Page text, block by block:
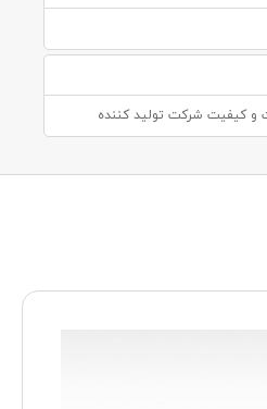
و کیفیت شرکت تولید کننده